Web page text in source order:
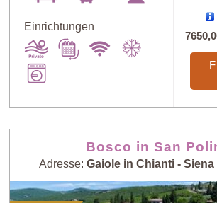
Einrichtungen
Bosco in San
Adresse: Gaiole in Chianti -